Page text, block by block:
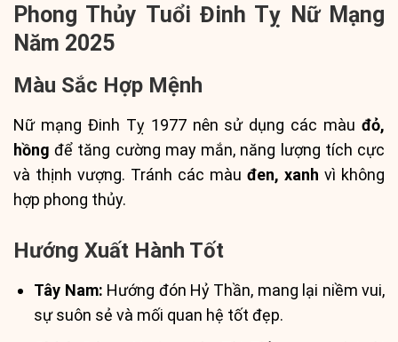
Phong Thủy Tuổi Đinh Tỵ Nữ Mạng
Năm 2025
Màu Sắc Hợp Mệnh
Nữ mạng Đinh Tỵ 1977 nên sử dụng các màu đỏ,
hồng để tăng cường may mắn, năng lượng tích cực
và thịnh vượng. Tránh các màu đen, xanh vì không
hợp phong thủy.
Hướng Xuất Hành Tốt
Tây Nam: Hướng đón Hỷ Thần, mang lại niềm vui,
sự suôn sẻ và mối quan hệ tốt đẹp.